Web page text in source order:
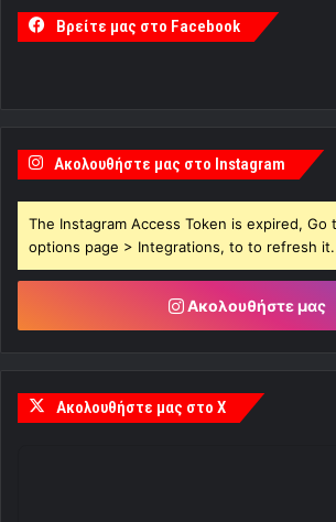
Βρείτε μας στο Facebook
Ακολουθήστε μας στο Instagram
The Instagram Access Token is expired, Go
options page > Integrations, to to refresh it.
Ακολουθήστε μας
Ακολουθήστε μας στο X